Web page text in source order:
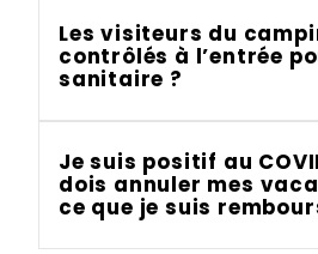
Les visiteurs du
contrôlés à l’entrée
sanitaire ?
Je suis positif au
dois annuler mes
ce que je suis